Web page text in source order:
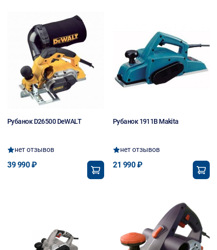
Рубанок D26500 DeWALT
нет отзывов
39 990 ₽
Рубанок 1911B Makita
нет отзывов
21 990 ₽